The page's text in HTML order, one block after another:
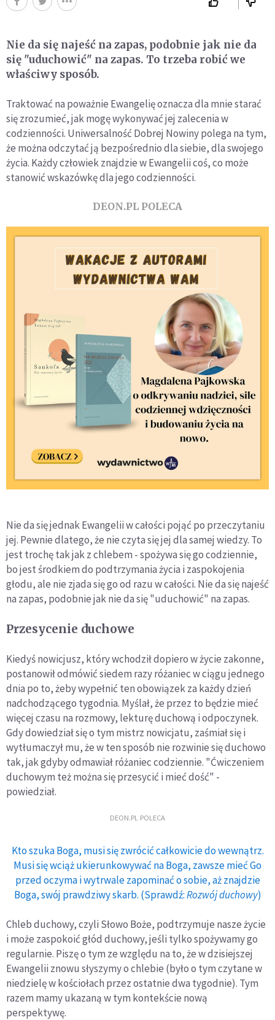
Nie da się najeść na zapas, podobnie jak nie da
się "uduchowić" na zapas. To trzeba robić we
właściwy sposób.
Traktować na poważnie Ewangelię oznacza dla mnie starać
się zrozumieć, jak mogę wykonywać jej zalecenia w
codzienności. Uniwersalność Dobrej Nowiny polega na tym,
że można odczytać ją bezpośrednio dla siebie, dla swojego
życia. Każdy człowiek znajdzie w Ewangelii coś, co może
stanowić wskazówkę dla jego codzienności.
DEON.PL POLECA
Nie da się jednak Ewangelii w całości pojąć po przeczytaniu
jej. Pewnie dlatego, że nie czyta się jej dla samej wiedzy. To
jest trochę tak jak z chlebem - spożywa się go codziennie,
bo jest środkiem do podtrzymania życia i zaspokojenia
głodu, ale nie zjada się go od razu w całości. Nie da się najeść
na zapas, podobnie jak nie da się "uduchowić" na zapas.
Przesycenie duchowe
Kiedyś nowicjusz, który wchodził dopiero w życie zakonne,
postanowił odmówić siedem razy różaniec w ciągu jednego
dnia po to, żeby wypełnić ten obowiązek za każdy dzień
nadchodzącego tygodnia. Myślał, że przez to będzie mieć
więcej czasu na rozmowy, lekturę duchową i odpoczynek.
Gdy dowiedział się o tym mistrz nowicjatu, zaśmiał się i
wytłumaczył mu, że w ten sposób nie rozwinie się duchowo
tak, jak gdyby odmawiał różaniec codziennie. "Ćwiczeniem
duchowym też można się przesycić i mieć dość" -
powiedział.
DEON.PL POLECA
Kto szuka Boga, musi się zwrócić całkowicie do wewnątrz.
Musi się wciąż ukierunkowywać na Boga, zawsze mieć Go
przed oczyma i wytrwale zapominać o sobie, aż znajdzie
Boga, swój prawdziwy skarb. (Sprawdź:Rozwój duchowy)
Chleb duchowy, czyli Słowo Boże, podtrzymuje nasze życie
i może zaspokoić głód duchowy, jeśli tylko spożywamy go
regularnie. Piszę o tym ze względu na to, że w dzisiejszej
Ewangelii znowu słyszymy o chlebie (było o tym czytane w
niedzielę w kościołach przez ostatnie dwa tygodnie). Tym
razem mamy ukazaną w tym kontekście nową
perspektywę.